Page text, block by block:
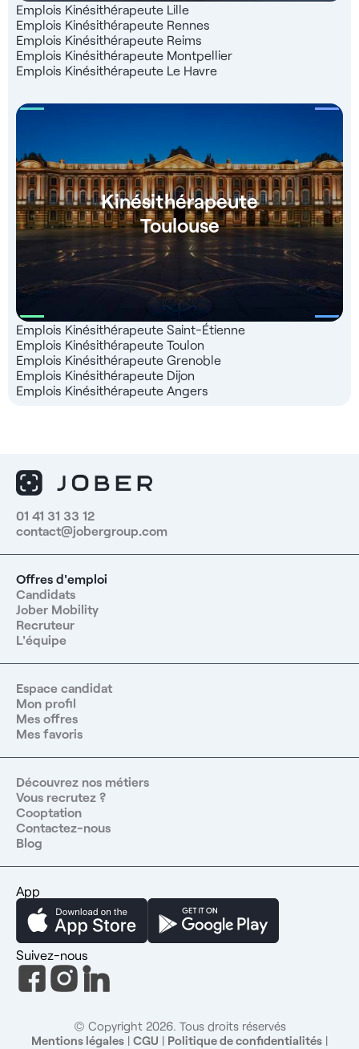
Emplois Kinésithérapeute Lille
Emplois Kinésithérapeute Rennes
Emplois Kinésithérapeute Reims
Emplois Kinésithérapeute Montpellier
Emplois Kinésithérapeute Le Havre
Kinésithérapeute
Toulouse
Emplois Kinésithérapeute Saint-Étienne
Emplois Kinésithérapeute Toulon
Emplois Kinésithérapeute Grenoble
Emplois Kinésithérapeute Dijon
Emplois Kinésithérapeute Angers
01 41 31 33 12
contact@jobergroup.com
Offres d'emploi
Candidats
Jober Mobility
Recruteur
L'équipe
Espace candidat
Mon profil
Mes offres
Mes favoris
Découvrez nos métiers
Vous recrutez ?
Cooptation
Contactez-nous
Blog
App
Suivez-nous
© Copyright 2026. Tous droits réservés
Mentions légales | CGU | Politique de confidentialités |